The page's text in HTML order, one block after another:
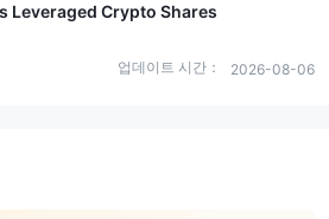
Leveraged Crypto Shares
업데이트 시간： 2026-08-06